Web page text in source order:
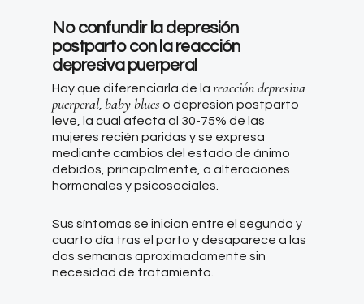
No confundir la depresión
postparto con la reacción
depresiva puerperal
Hay que diferenciarla de la reacción depresiva
puerperal baby blues o depresión postparto
leve, la cual afecta al 30-75% de las
mujeres recién paridas y se expresa
mediante cambios del estado de ánimo
debidos, principalmente, a alteraciones
hormonales y psicosociales.
Sus síntomas se inician entre el segundo y
cuarto día tras el parto y desaparece a las
dos semanas aproximadamente sin
necesidad de tratamiento.